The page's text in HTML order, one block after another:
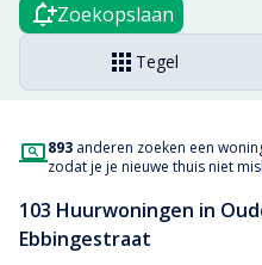
Zoekopslaan
Tegel
893 anderen zoeken een
zodat je je nieuwe thuis niet
103 Huurwoningen in
Ebbingestraat